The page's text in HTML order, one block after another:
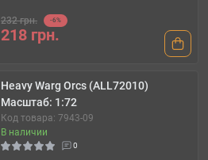
232 грн. -6%
218 грн.
Heavy Warg Orcs (ALL72010)
Масштаб: 1:72
Код товара: 7943-09
В наличии
0